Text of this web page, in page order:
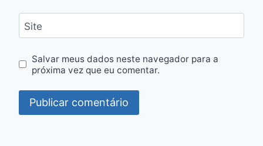
Site
Salvar meus dados neste navegador para a
próxima vez que eu comentar.